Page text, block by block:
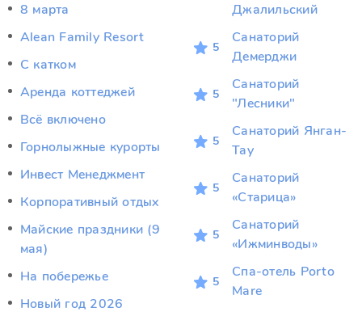
8 марта
Alean Family Resort
C катком
Аренда коттеджей
Всё включено
Горнолыжные курорты
Инвест Менеджмент
Корпоративный отдых
Майские праздники (9
мая)
На побережье
Новый год 2026
Джалильский
5
Санаторий
Демерджи
5
Санаторий
"Лесники"
5
Санаторий Янган-
Тау
5
Санаторий
«Старица»
5
Санаторий
«Ижминводы»
5
Спа-отель Porto
Mare